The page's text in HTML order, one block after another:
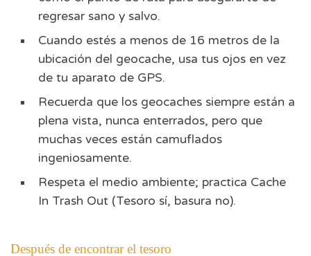
regresar sano y salvo.
Cuando estés a menos de 16 metros de la
ubicación del geocache, usa tus ojos en vez
de tu aparato de GPS.
Recuerda que los geocaches siempre están a
plena vista, nunca enterrados, pero que
muchas veces están camuflados
ingeniosamente.
Respeta el medio ambiente; practica Cache
In Trash Out (Tesoro sí, basura no).
Después de encontrar el tesoro